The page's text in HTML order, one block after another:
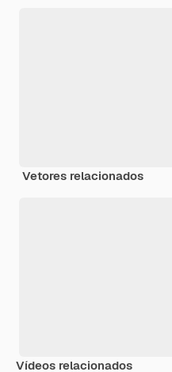
Vetores relacionados
Vídeos relacionados